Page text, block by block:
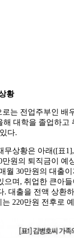
황
는 전업주부인 배
해 대학을 졸업하고
다.
무상황은 아래([표
만원의 퇴직금이 예
월 30만원의 대출
으며, 취업한 큰아
. 대출을 전액 상환
220만원 전후로